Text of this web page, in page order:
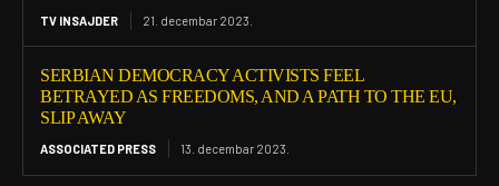
TV INSAJDER 21. decembar 2023.
SERBIAN DEMOCRACY ACTIVISTS FEEL
BETRAYED AS FREEDOMS, AND A PATH TO THE EU,
SLIP AWAY
ASSOCIATED PRESS 13. decembar 2023.